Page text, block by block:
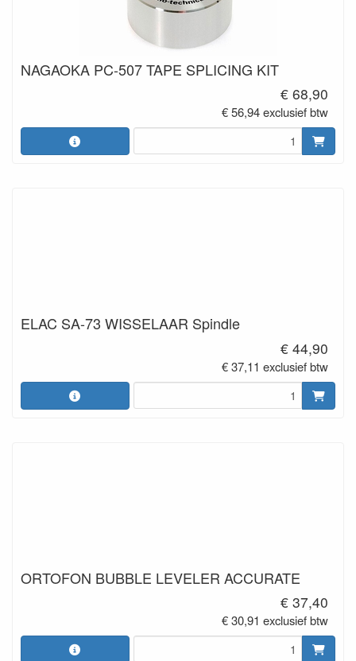
NAGAOKA PC-507 TAPE SPLICING KIT
€ 68,90
€ 56,94 exclusief btw
ELAC SA-73 WISSELAAR Spindle
€ 44,90
€ 37,11 exclusief btw
ORTOFON BUBBLE LEVELER ACCURATE
€ 37,40
€ 30,91 exclusief btw